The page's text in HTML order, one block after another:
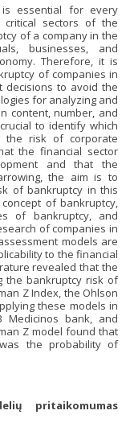
essential for every
critical sectors of the
of a company in the
businesses, and
Therefore, it is
of companies in
decisions to avoid the
for analyzing and
content, number, and
to identify which
the risk of corporate
the financial sector
and that the
the aim is to
of bankruptcy in this
of bankruptcy,
of bankruptcy, and
of companies in
models are
to the financial
revealed that the
the bankruptcy risk of
Z Index, the Ohlson
these models in
Medicinos bank, and
Z model found that
the probability of
pritaikomumas